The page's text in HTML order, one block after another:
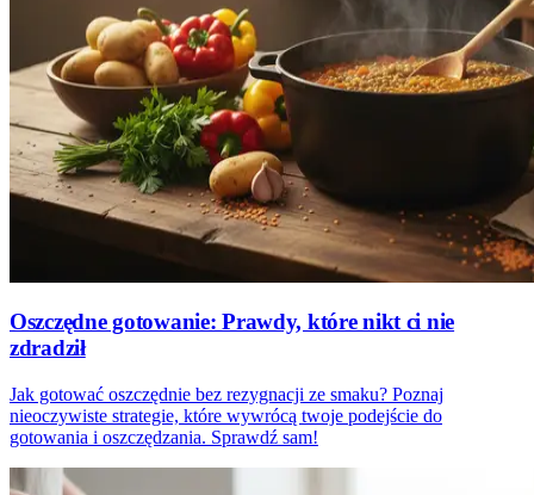
Oszczędne gotowanie: Prawdy, które nikt ci nie
zdradził
Jak gotować oszczędnie bez rezygnacji ze smaku? Poznaj
nieoczywiste strategie, które wywrócą twoje podejście do
gotowania i oszczędzania. Sprawdź sam!